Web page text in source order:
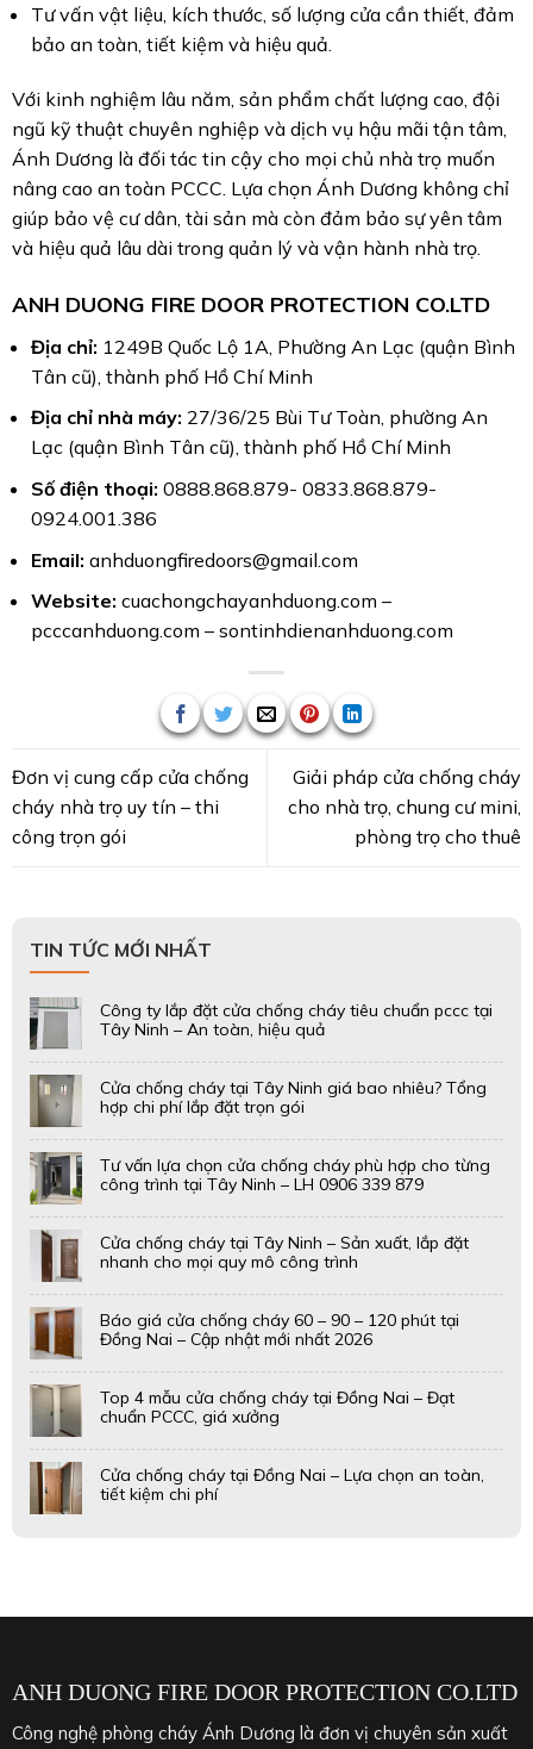
Tư vấn vật liệu, kích thước, số lượng cửa cần thiết, đảm
bảo an toàn, tiết kiệm và hiệu quả.
Với kinh nghiệm lâu năm, sản phẩm chất lượng cao, đội
ngũ kỹ thuật chuyên nghiệp và dịch vụ hậu mãi tận tâm,
Ánh Dương là đối tác tin cậy cho mọi chủ nhà trọ muốn
nâng cao an toàn PCCC. Lựa chọn Ánh Dương không chỉ
giúp bảo vệ cư dân, tài sản mà còn đảm bảo sự yên tâm
và hiệu quả lâu dài trong quản lý và vận hành nhà trọ.
ANH DUONG FIRE DOOR PROTECTION CO.LTD
Địa chỉ: 1249B Quốc Lộ 1A, Phường An Lạc (quận Bình
Tân cũ), thành phố Hồ Chí Minh
Địa chỉ nhà máy: 27/36/25 Bùi Tư Toàn, phường An
Lạc (quận Bình Tân cũ), thành phố Hồ Chí Minh
Số điện thoại: 0888.868.879- 0833.868.879-
0924.001.386
Email: anhduongfiredoors@gmail.com
Website: cuachongchayanhduong.com –
pcccanhduong.com – sontinhdienanhduong.com
Đơn vị cung cấp cửa chống
cháy nhà trọ uy tín – thi
công trọn gói
Giải pháp cửa chống cháy
cho nhà trọ, chung cư mini,
phòng trọ cho thuê
TIN TỨC MỚI NHẤT
Công ty lắp đặt cửa chống cháy tiêu chuẩn pccc tại
Tây Ninh – An toàn, hiệu quả
Cửa chống cháy tại Tây Ninh giá bao nhiêu? Tổng
hợp chi phí lắp đặt trọn gói
Tư vấn lựa chọn cửa chống cháy phù hợp cho từng
công trình tại Tây Ninh – LH 0906 339 879
Cửa chống cháy tại Tây Ninh – Sản xuất, lắp đặt
nhanh cho mọi quy mô công trình
Báo giá cửa chống cháy 60 – 90 – 120 phút tại
Đồng Nai – Cập nhật mới nhất 2026
Top 4 mẫu cửa chống cháy tại Đồng Nai – Đạt
chuẩn PCCC, giá xưởng
Cửa chống cháy tại Đồng Nai – Lựa chọn an toàn,
tiết kiệm chi phí
ANH DUONG FIRE DOOR PROTECTION CO.LTD
Công nghệ phòng cháy Ánh Dương là đơn vị chuyên sản xuất